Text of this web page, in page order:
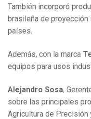
También incorporó
brasileña de proyección
países.
Además, con la marca
equipos para usos
Alejandro Sosa,
sobre las principales
Agricultura de